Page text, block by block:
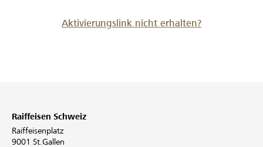
Aktivierungslink nicht erhalten?
Raiffeisen Schweiz
Raiffeisenplatz
9001 St.Gallen